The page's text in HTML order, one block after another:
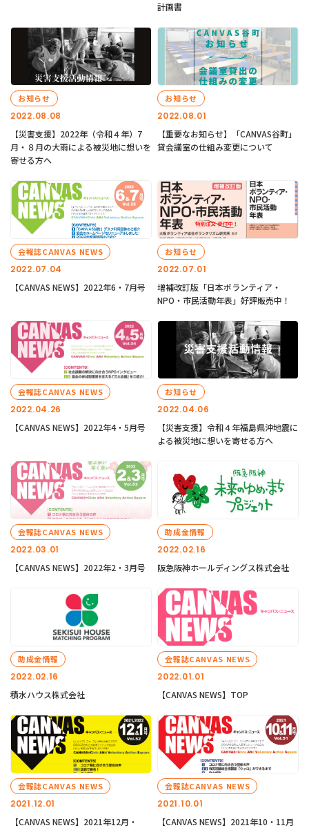
計画書
2022.08.08
お知らせ
【災害支援】2022年（令和４年）7
月・８月の大雨による被災地に想いを
寄せる方へ
2022.08.01
お知らせ
【重要なお知らせ】「CANVAS谷町」
貸会議室の仕組み変更について
2022.07.04
会報誌CANVAS NEWS
【CANVAS NEWS】2022年6・7月号
2022.07.01
お知らせ
増補改訂版「日本ボランティア・
NPO・市民活動年表」好評販売中！
2022.04.26
会報誌CANVAS NEWS
【CANVAS NEWS】2022年4・5月号
2022.04.06
お知らせ
【災害支援】令和４年福島県沖地震に
よる被災地に想いを寄せる方へ
2022.03.01
会報誌CANVAS NEWS
【CANVAS NEWS】2022年2・3月号
2022.02.16
助成金情報
阪急阪神ホールディングス株式会社
2022.02.16
助成金情報
積水ハウス株式会社
2022.01.01
会報誌CANVAS NEWS
【CANVAS NEWS】TOP
2021.12.01
会報誌CANVAS NEWS
【CANVAS NEWS】2021年12月・
2021.10.01
会報誌CANVAS NEWS
【CANVAS NEWS】2021年10・11月